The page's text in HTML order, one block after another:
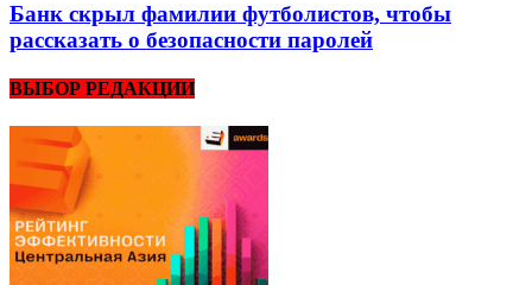
Банк скрыл фамилии футболистов, чтобы
рассказать о безопасности паролей
ВЫБОР РЕДАКЦИИ